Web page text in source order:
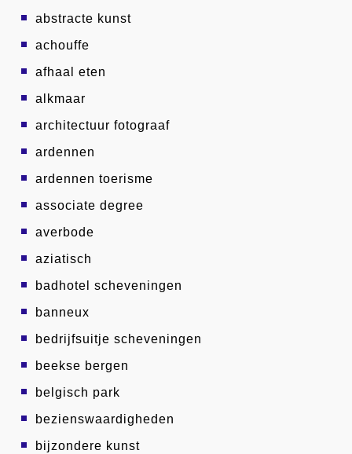
abstracte kunst
achouffe
afhaal eten
alkmaar
architectuur fotograaf
ardennen
ardennen toerisme
associate degree
averbode
aziatisch
badhotel scheveningen
banneux
bedrijfsuitje scheveningen
beekse bergen
belgisch park
bezienswaardigheden
bijzondere kunst